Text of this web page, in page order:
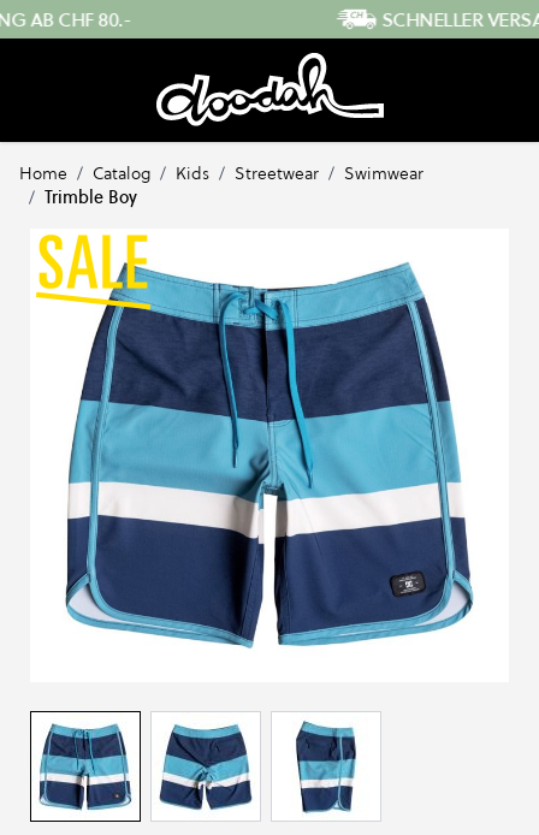
Direkt zum InhaltSCHNELLER VERSAND AUS DER SCHWEIZ
Home / Catalog / Kids / Streetwear / Swimwear
/ Trimble Boy